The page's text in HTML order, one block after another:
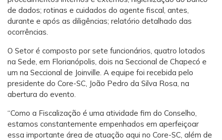
de dados; rotinas e cuidados do agente fiscal, antes,
durante e após as diligências; relatório detalhado das
ocorrências.
O Setor é composto por sete funcionários, quatro lotados
na Sede, em Florianópolis, dois na Seccional de Chapecó e
um na Seccional de Joinville. A equipe foi recebida pelo
presidente do Core-SC, João Pedro da Silva Rosa, na
abertura do evento.
“Como a Fiscalização é uma atividade fim do Conselho,
estamos constantemente empenhados em aperfeiçoar
essa importante área de atuação aqui no Core-SC, além de